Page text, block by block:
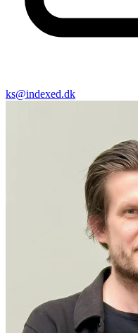
ks@indexed.dk